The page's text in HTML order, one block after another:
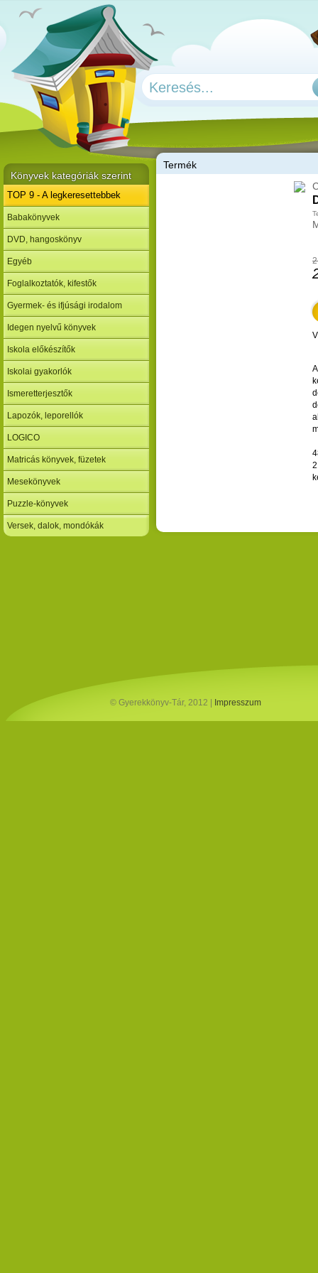
Termék
Könyvek kategóriák szerint
TOP 9 - A legkeresettebbek
Babakönyvek
DVD, hangoskönyv
Egyéb
Foglalkoztatók, kifestők
Gyermek- és ifjúsági irodalom
Idegen nyelvű könyvek
Iskola előkészítők
Iskolai gyakorlók
Ismeretterjesztők
Lapozók, leporellók
LOGICO
Matricás könyvek, füzetek
Mesekönyvek
Puzzle-könyvek
Versek, dalok, mondókák
© Gyerekkönyv-Tár, 2012 | Impresszum